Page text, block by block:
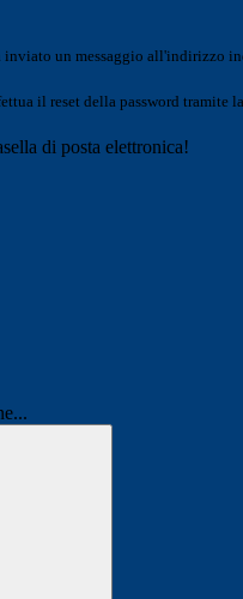
inviato un messaggio all'indirizzo
il reset della password tramite la
di posta elettronica!